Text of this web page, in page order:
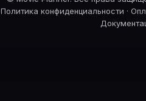
Политика конфиденциальности ·